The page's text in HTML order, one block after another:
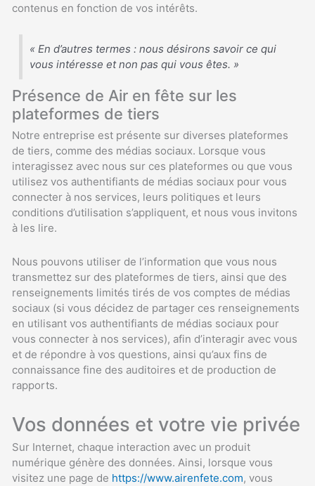
contenus en fonction de vos intérêts.
« En d’autres termes : nous désirons savoir ce qui
vous intéresse et non pas qui vous êtes. »
Présence de Air en fête sur les
plateformes de tiers
Notre entreprise est présente sur diverses plateformes
de tiers, comme des médias sociaux. Lorsque vous
interagissez avec nous sur ces plateformes ou que vous
utilisez vos authentifiants de médias sociaux pour vous
connecter à nos services, leurs politiques et leurs
conditions d’utilisation s’appliquent, et nous vous invitons
à les lire.
Nous pouvons utiliser de l’information que vous nous
transmettez sur des plateformes de tiers, ainsi que des
renseignements limités tirés de vos comptes de médias
sociaux (si vous décidez de partager ces renseignements
en utilisant vos authentifiants de médias sociaux pour
vous connecter à nos services), afin d’interagir avec vous
et de répondre à vos questions, ainsi qu’aux fins de
connaissance fine des auditoires et de production de
rapports.
Vos données et votre vie privée
Sur Internet, chaque interaction avec un produit
numérique génère des données. Ainsi, lorsque vous
visitez une page de https://www.airenfete.com, vous